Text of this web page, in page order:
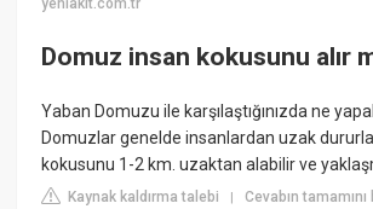
yeniakit.com.tr
Domuz insan kokusunu alır
Yaban Domuzu ile karşılaştığınızda ne
Domuzlar genelde insanlardan uzak
kokusunu 1-2 km. uzaktan alabilir ve
Kaynak kaldırma talebi |Cevabın